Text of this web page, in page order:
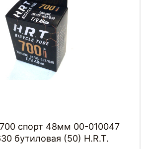
бутиловая (50) H.R.T.